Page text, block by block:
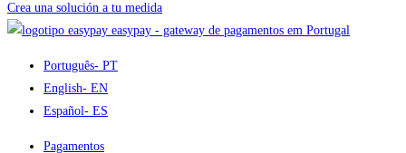
Crea una solución a tu medida
easypay - gateway de pagamentos em Portugal
Português- PT
English- EN
Español- ES
Pagamentos